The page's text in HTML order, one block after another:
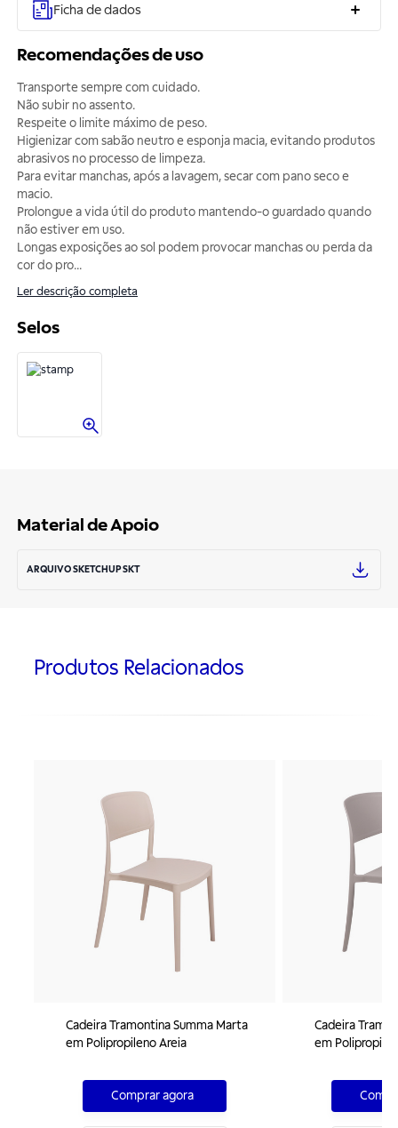
Ficha de dados
Recomendações de uso
Transporte sempre com cuidado.
Não subir no assento.
Respeite o limite máximo de peso.
Higienizar com sabão neutro e esponja macia, evitando produtos
abrasivos no processo de limpeza.
Para evitar manchas, após a lavagem, secar com pano seco e
macio.
Prolongue a vida útil do produto mantendo-o guardado quando
não estiver em uso.
Longas exposições ao sol podem provocar manchas ou perda da
cor do pro...
Ler descrição completa
Selos
Material de Apoio
ARQUIVO SKETCHUP SKT
Produtos Relacionados
Cadeira Tramontina Summa Marta
em Polipropileno Areia
Comprar agora
Cadeira
em